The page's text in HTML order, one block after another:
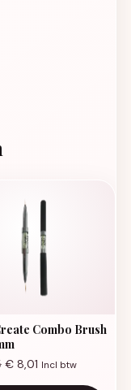
Combo Brush
€ 8,01 Incl btw